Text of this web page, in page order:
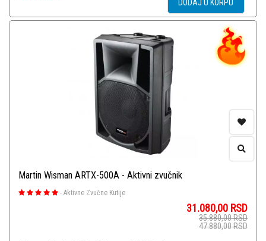
DODAJ U KORPU
Martin Wisman ARTX-500A - Aktivni zvučnik
- Aktivne Zvučne Kutije
31.080,00 RSD
35.880,00RSD
47.880,00RSD